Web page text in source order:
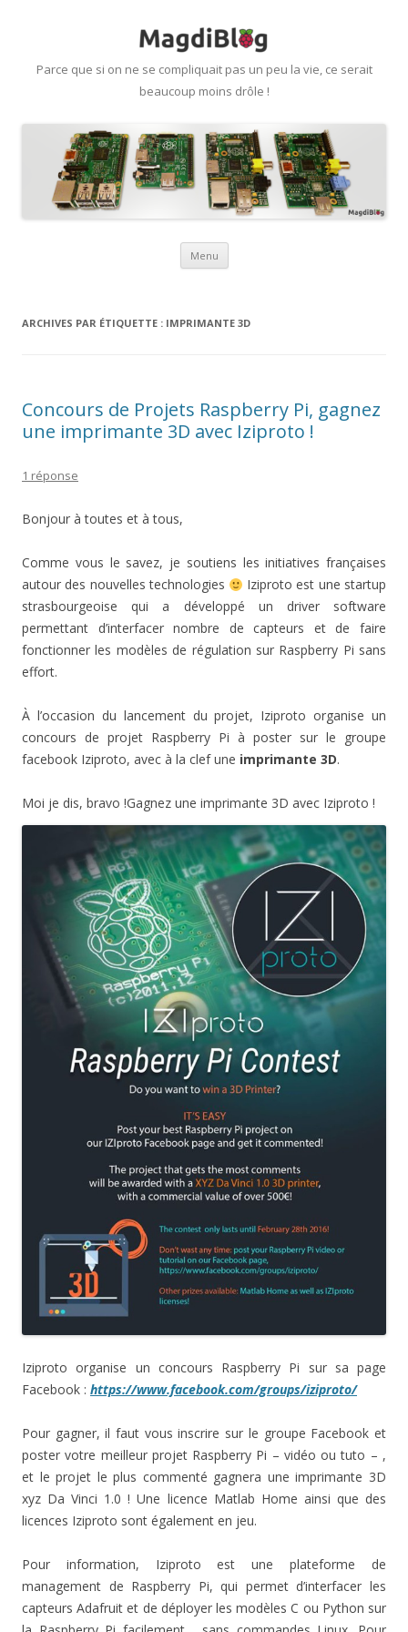
Parce que si on ne se compliquait pas un peu la vie, ce serait
beaucoup moins drôle !
Menu Aller
ARCHIVES PAR ÉTIQUETTE : IMPRIMANTE 3D
Concours de Projets Raspberry Pi, gagnez
une imprimante 3D avec Iziproto !
1 réponse
Bonjour à toutes et à tous,
Comme vous le savez, je soutiens les initiatives françaises
autour des nouvelles technologies
Iziproto est une startup
strasbourgeoise qui a développé un driver software
permettant d’interfacer nombre de capteurs et de faire
fonctionner les modèles de régulation sur Raspberry Pi sans
effort.
À l’occasion du lancement du projet, Iziproto organise un
concours de projet Raspberry Pi à poster sur le groupe
facebook Iziproto, avec à la clef une imprimante 3D.
Moi je dis, bravo !Gagnez une imprimante 3D avec Iziproto !
Iziproto organise un concours Raspberry Pi sur sa page
Facebook : https://www.facebook.com/groups/iziproto/
Pour gagner, il faut vous inscrire sur le groupe Facebook et
poster votre meilleur projet Raspberry Pi – vidéo ou tuto – ,
et le projet le plus commenté gagnera une imprimante 3D
xyz Da Vinci 1.0 ! Une licence Matlab Home ainsi que des
licences Iziproto sont également en jeu.
Pour information, Iziproto est une plateforme de
management de Raspberry Pi, qui permet d’interfacer les
capteurs Adafruit et de déployer les modèles C ou Python sur